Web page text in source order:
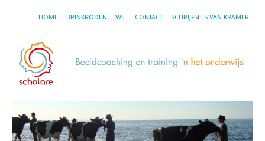
HOME BRINKRODEN WIE CONTACT SCHRIJFSELS VAN KRAMER